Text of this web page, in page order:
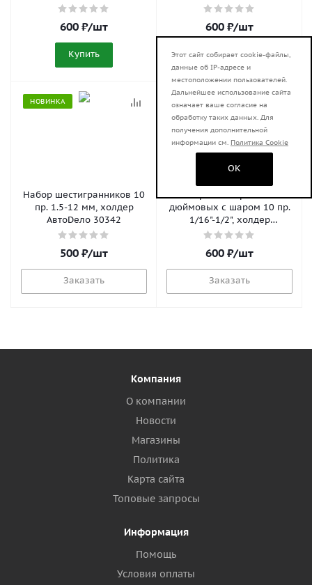
600 ₽/шт
Купить
600 ₽/шт
Купить
НОВИНКА
Набор шестигранников 10
пр. 1.5-12 мм, холдер
АвтоDело 30342
500 ₽/шт
Заказать
Набор шестигранников
дюймовых с шаром 10 пр.
1/16"-1/2", холдер
АвтоDело 39152
600 ₽/шт
Заказать
Компания
О компании
Новости
Магазины
Политика
Карта сайта
Топовые запросы
Информация
Помощь
Условия оплаты
Этот сайт собирает cookie-файлы,
данные об IP-адресе и
местоположении пользователей.
Дальнейшее использование сайта
означает ваше согласие на
обработку таких данных. Для
получения дополнительной
информации см. Политика Cookie
OK